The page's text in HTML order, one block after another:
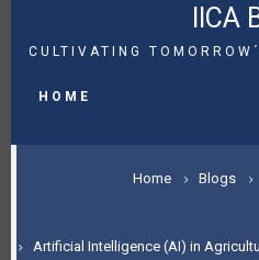
IICA
CULTIVATING
NAVIGATION
HOME
Home Blogs
Artificial Intelligence (AI) in